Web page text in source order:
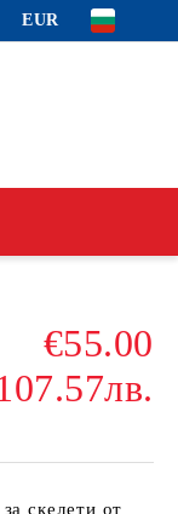
EUR
€55.00
скелети от